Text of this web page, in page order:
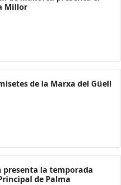
Millor
de la Marxa del Güell
presenta la temporada
de Palma